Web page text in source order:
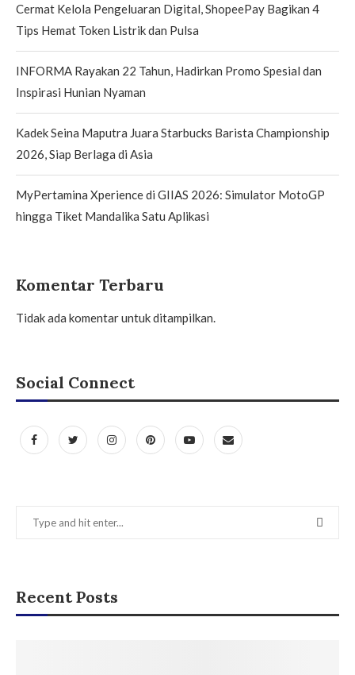
Cermat Kelola Pengeluaran Digital, ShopeePay Bagikan 4
Tips Hemat Token Listrik dan Pulsa
INFORMA Rayakan 22 Tahun, Hadirkan Promo Spesial dan
Inspirasi Hunian Nyaman
Kadek Seina Maputra Juara Starbucks Barista Championship
2026, Siap Berlaga di Asia
MyPertamina Xperience di GIIAS 2026: Simulator MotoGP
hingga Tiket Mandalika Satu Aplikasi
Komentar Terbaru
Tidak ada komentar untuk ditampilkan.
Social Connect
Recent Posts